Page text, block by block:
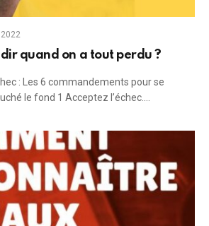
quand on a tout perdu ?
: Les 6 commandements pour se
le fond 1 Acceptez l’échec.…